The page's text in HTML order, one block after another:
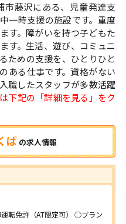
市藤沢にある、児童発達支
一時支援の施設です。重度
す。障がいを持つ子どもた
す。生活、遊び、コミュニ
ための支援を、ひとりひと
ある仕事です。資格がない
職したスタッフが多数活躍
下記の「詳細を見る」をク
ば の求人情報
転免許（AT限定可） ○ブラン